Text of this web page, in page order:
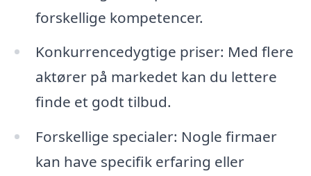
forskellige kompetencer.
Konkurrencedygtige priser: Med flere
aktører på markedet kan du lettere
finde et godt tilbud.
Forskellige specialer: Nogle firmaer
kan have specifik erfaring eller